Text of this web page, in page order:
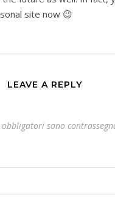
site now 😉
LEAVE A REPLY
sono